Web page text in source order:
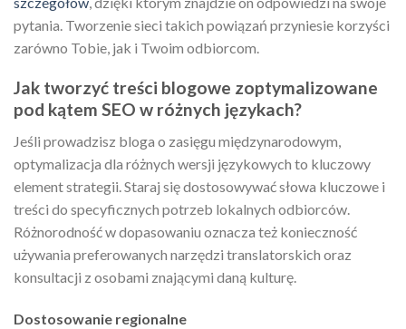
pytania. Tworzenie sieci takich powiązań przyniesie korzyści
zarówno Tobie, jak i Twoim odbiorcom.
Jak tworzyć treści blogowe zoptymalizowane
pod kątem SEO w różnych językach?
Jeśli prowadzisz bloga o zasięgu międzynarodowym,
optymalizacja dla różnych wersji językowych to kluczowy
element strategii. Staraj się dostosowywać słowa kluczowe i
treści do specyficznych potrzeb lokalnych odbiorców.
Różnorodność w dopasowaniu oznacza też konieczność
używania preferowanych narzędzi translatorskich oraz
konsultacji z osobami znającymi daną kulturę.
Dostosowanie regionalne